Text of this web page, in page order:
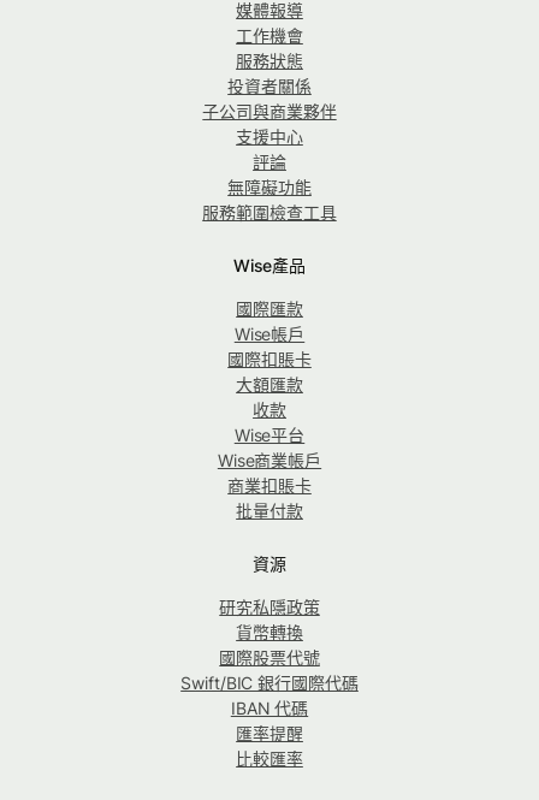
媒體報導
工作機會
服務狀態
投資者關係
子公司與商業夥伴
支援中心
評論
無障礙功能
服務範圍檢查工具
Wise產品
國際匯款
Wise帳戶
國際扣賬卡
大額匯款
收款
Wise平台
Wise商業帳戶
商業扣賬卡
批量付款
資源
研究私隱政策
貨幣轉換
國際股票代號
Swift/BIC 銀行國際代碼
IBAN 代碼
匯率提醒
比較匯率